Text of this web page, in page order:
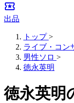
local_activity
出品
トップ >
ライブ・コン
男性ソロ >
徳永英明
徳永英明